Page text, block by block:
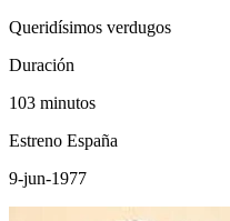
Queridísimos verdugos
Duración
103 minutos
Estreno España
9-jun-1977